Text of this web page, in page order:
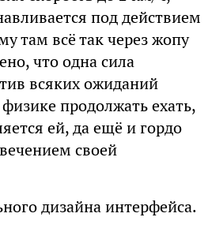
под действием
там всё так через жопу
что одна сила
всяких ожиданий
продолжать ехать,
ей, да ещё и гордо
своей
дизайна интерфейса.